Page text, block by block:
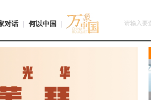
对话 何以中国